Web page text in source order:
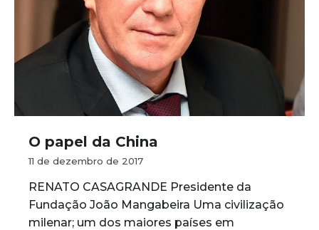
O papel da China
11 de dezembro de 2017
RENATO CASAGRANDE Presidente da
Fundação João Mangabeira Uma civilização
milenar; um dos maiores países em